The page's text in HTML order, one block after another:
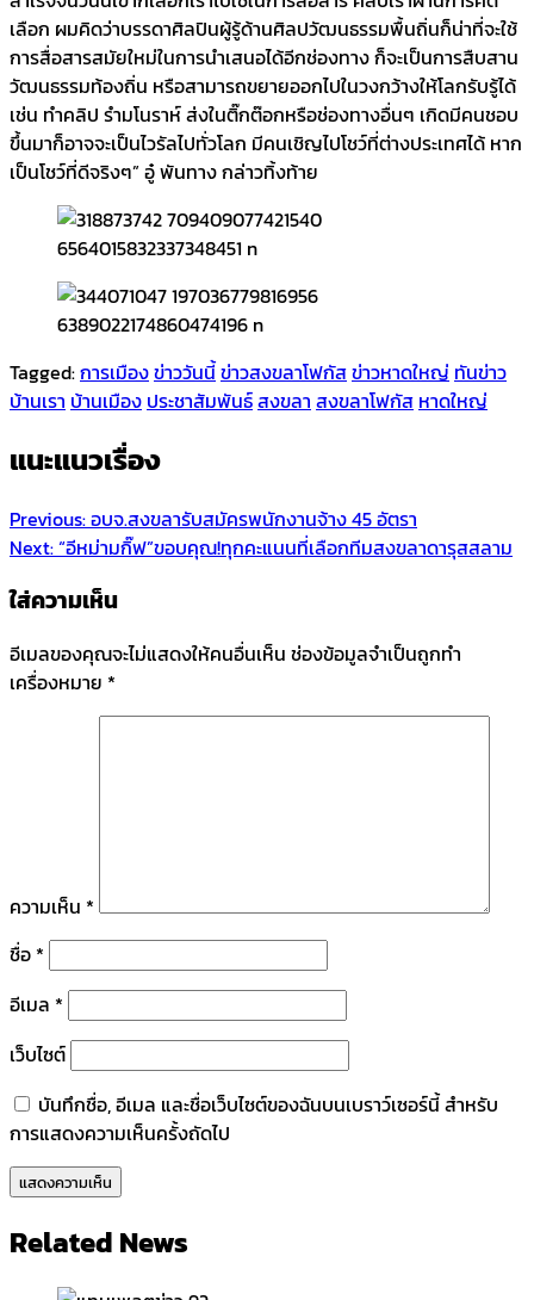
เลือก ผมคิดว่าบรรดาศิลปินผู้รู้ด้านศิลปวัฒนธรรมพื้นถิ่นก็น่าที่จะใช้
การสื่อสารสมัยใหม่ในการนำเสนอได้อีกช่องทาง ก็จะเป็นการสืบสาน
วัฒนธรรมท้องถิ่น หรือสามารถขยายออกไปในวงกว้างให้โลกรับรู้ได้
เช่น ทำคลิป รำมโนราห์ ส่งในติ๊กต๊อกหรือช่องทางอื่นๆ เกิดมีคนชอบ
ขึ้นมาก็อาจจะเป็นไวรัลไปทั่วโลก มีคนเชิญไปโชว์ที่ต่างประเทศได้ หาก
เป็นโชว์ที่ดีจริงๆ” อู๋ พันทาง กล่าวทิ้งท้าย
Tagged:การเมืองข่าววันนี้ข่าวสงขลาโฟกัสข่าวหาดใหญ่ ทันข่าว
บ้านเรา บ้านเมือง ประชาสัมพันธ์สงขลา สงขลาโฟกัส หาดใหญ่
แนะแนวเรื่อง
Previous:อบจ.สงขลารับสมัครพนักงานจ้าง 45 อัตรา
Next:“อีหม่ามกิ๊ฟ”ขอบคุณ!ทุกคะแนนที่เลือกทีมสงขลาดารุสสลาม
ใส่ความเห็น
อีเมลของคุณจะไม่แสดงให้คนอื่นเห็น ช่องข้อมูลจำเป็นถูกทำ
เครื่องหมาย *
ความเห็น *
ชื่อ *
อีเมล *
เว็บไซต์
บันทึกชื่อ, อีเมล และชื่อเว็บไซต์ของฉันบนเบราว์เซอร์นี้ สำหรับ
การแสดงความเห็นครั้งถัดไป
Related News